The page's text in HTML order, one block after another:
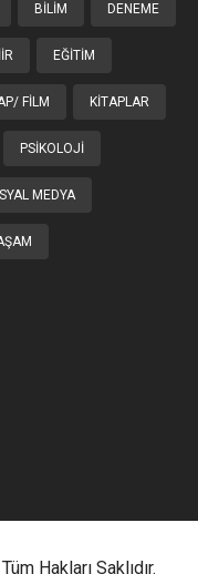
BILIM DENEME
EĞITIM
FILM KITAPLAR
PSIKOLOJI
MEDYA
Hakları Saklıdır.